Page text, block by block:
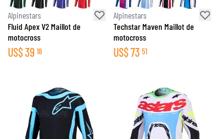
Alpinestars
Fluid Apex V2 Maillot de
motocross
US$39 18
Alpinestars
Techstar Maven Maillot de
motocross
US$73 51